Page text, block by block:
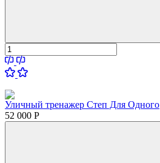
Уличный тренажер Степ Для Одного
52 000 Р